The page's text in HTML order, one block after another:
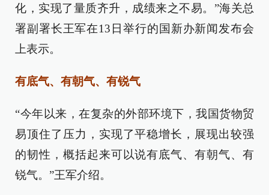
化，实现了量质齐升，成绩来之不易。”海关总
署副署长王军在13日举行的国新办新闻发布会
上表示。
有底气、有朝气、有锐气
“今年以来，在复杂的外部环境下，我国货物贸
易顶住了压力，实现了平稳增长，展现出较强
的韧性，概括起来可以说有底气、有朝气、有
锐气。”王军介绍。